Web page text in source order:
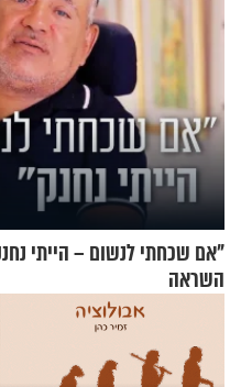
"אם שכחתי לנשום – הייתי
השראה